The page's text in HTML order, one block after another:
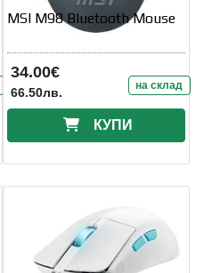
MSI M98 Bluetooth Mouse
34.00€
66.50лв. на склад
КУПИ